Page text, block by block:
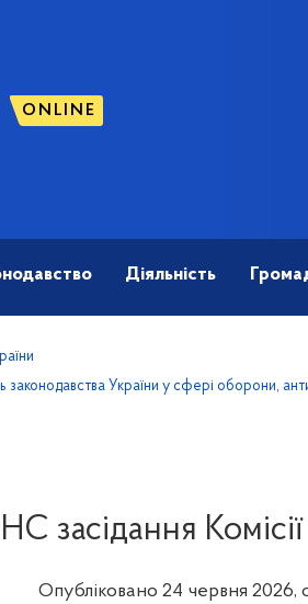
ONLINE
Діяльність
України у сфері оборони,
засідання
Опубліковано 24 червня 2026,